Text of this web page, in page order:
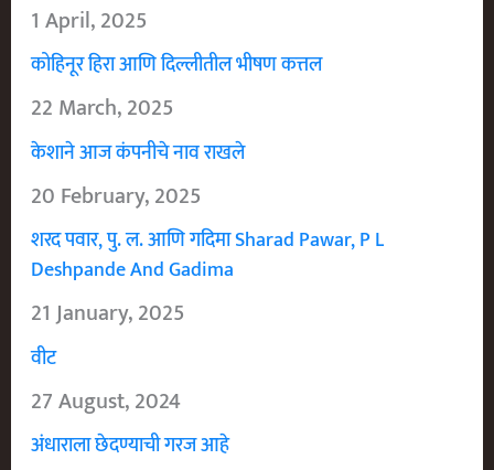
1 April, 2025
कोहिनूर हिरा आणि दिल्लीतील भीषण कत्तल
22 March, 2025
केशाने आज कंपनीचे नाव राखले
20 February, 2025
शरद पवार, पु. ल. आणि गदिमा Sharad Pawar, P L
Deshpande And Gadima
21 January, 2025
वीट
27 August, 2024
अंधाराला छेदण्याची गरज आहे